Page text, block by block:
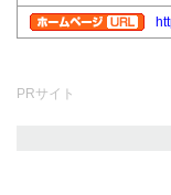
PRサイト